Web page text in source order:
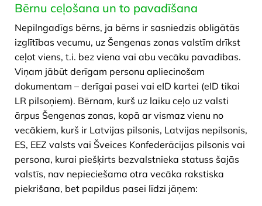
Bērnu ceļošana un to pavadīšana
Nepilngadīgs bērns, ja bērns ir sasniedzis obligātās
izglītības vecumu, uz Šengenas zonas valstīm drīkst
ceļot viens, t.i. bez viena vai abu vecāku pavadības.
Viņam jābūt derīgam personu apliecinošam
dokumentam – derīgai pasei vai eID kartei (eID tikai
LR pilsoņiem). Bērnam, kurš uz laiku ceļo uz valsti
ārpus Šengenas zonas, kopā ar vismaz vienu no
vecākiem, kurš ir Latvijas pilsonis, Latvijas nepilsonis,
ES, EEZ valsts vai Šveices Konfederācijas pilsonis vai
persona, kurai piešķirts bezvalstnieka statuss šajās
valstīs, nav nepieciešama otra vecāka rakstiska
piekrišana, bet papildus pasei līdzi jāņem: